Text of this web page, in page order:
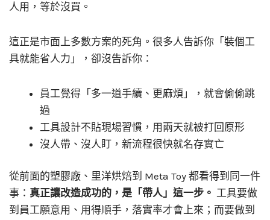
人用，等於沒買。
這正是市面上多數方案的死角。很多人告訴你「裝個工
具就能省人力」，卻沒告訴你：
員工覺得「多一道手續、更麻煩」，就會偷偷跳
過
工具設計不貼現場習慣，用兩天就被打回原形
沒人帶、沒人盯，新流程很快就名存實亡
從前面的塑膠廠、里洋烘焙到 Meta Toy 都看得到同一件
事： 真正讓改造成功的，是「帶人」這一步。 工具要做
到員工願意用、用得順手，落實率才會上來；而要做到